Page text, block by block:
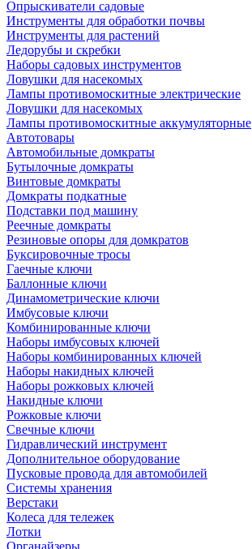
Опрыскиватели садовые
Инструменты для обработки почвы
Инструменты для растений
Ледорубы и скребки
Наборы садовых инструментов
Ловушки для насекомых
Лампы противомоскитные электрические
Ловушки для насекомых
Лампы противомоскитные аккумуляторные
Автотовары
Автомобильные домкраты
Бутылочные домкраты
Винтовые домкраты
Домкраты подкатные
Подставки под машину
Реечные домкраты
Резиновые опоры для домкратов
Буксировочные тросы
Гаечные ключи
Баллонные ключи
Динамометрические ключи
Имбусовые ключи
Комбинированные ключи
Наборы имбусовых ключей
Наборы комбинированных ключей
Наборы накидных ключей
Наборы рожковых ключей
Накидные ключи
Рожковые ключи
Свечные ключи
Гидравлический инструмент
Дополнительное оборудование
Пусковые провода для автомобилей
Системы хранения
Верстаки
Колеса для тележек
Лотки
Органайзеры